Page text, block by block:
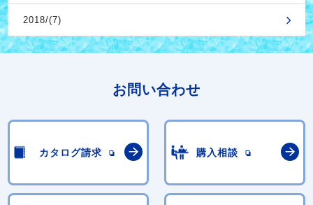
2018/(7)
お問い合わせ
カタログ請求 購入相談